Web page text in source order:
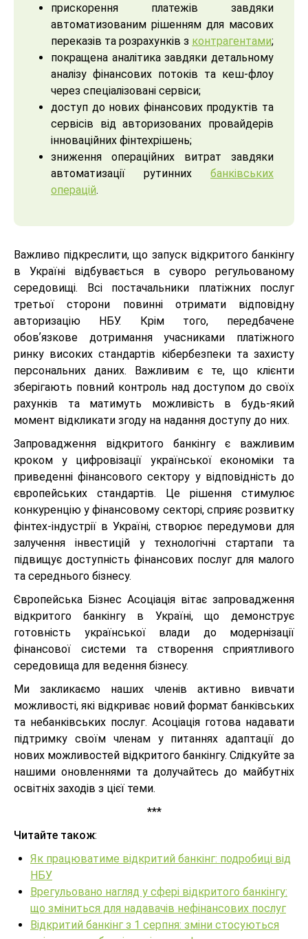
прискорення платежів завдяки
автоматизованим рішенням для масових
переказів та розрахунків з контрагентами;
покращена аналітика завдяки детальному
аналізу фінансових потоків та кеш-флоу
через спеціалізовані сервіси;
доступ до нових фінансових продуктів та
сервісів від авторизованих провайдерів
інноваційних фінтехрішень;
зниження операційних витрат завдяки
автоматизації рутинних банківських
операцій.
Важливо підкреслити, що запуск відкритого банкінгу
в Україні відбувається в суворо регульованому
середовищі. Всі постачальники платіжних послуг
третьої сторони повинні отримати відповідну
авторизацію НБУ. Крім того, передбачене
обовʼязкове дотримання учасниками платіжного
ринку високих стандартів кібербезпеки та захисту
персональних даних. Важливим є те, що клієнти
зберігають повний контроль над доступом до своїх
рахунків та матимуть можливість в будь-який
момент відкликати згоду на надання доступу до них.
Запровадження відкритого банкінгу є важливим
кроком у цифровізації української економіки та
приведенні фінансового сектору у відповідність до
європейських стандартів. Це рішення стимулює
конкуренцію у фінансовому секторі, сприяє розвитку
фінтех-індустрії в Україні, створює передумови для
залучення інвестицій у технологічні стартапи та
підвищує доступність фінансових послуг для малого
та середнього бізнесу.
Європейська Бізнес Асоціація вітає запровадження
відкритого банкінгу в Україні, що демонструє
готовність української влади до модернізації
фінансової системи та створення сприятливого
середовища для ведення бізнесу.
Ми закликаємо наших членів активно вивчати
можливості, які відкриває новий формат банківських
та небанківських послуг. Асоціація готова надавати
підтримку своїм членам у питаннях адаптації до
нових можливостей відкритого банкінгу. Слідкуйте за
нашими оновленнями та долучайтесь до майбутніх
освітніх заходів з цієї теми.
***
Читайте також:
Як працюватиме відкритий банкінг: подробиці від
НБУ
Врегульовано нагляд у сфері відкритого банкінгу:
що зміниться для надавачів нефінансових послуг
Відкритий банкінг з 1 серпня: зміни стосуються